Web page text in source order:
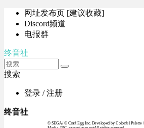
网址发布页 [建议收藏]
Discord频道
电报群
终音社
搜索
登录 / 注册
终音社
© SEGA / © Craft Egg Inc. Developed by Colorful Palette